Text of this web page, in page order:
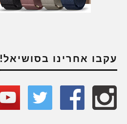
עקבו אחרינו בסושיאל!